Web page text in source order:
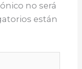
no será
están